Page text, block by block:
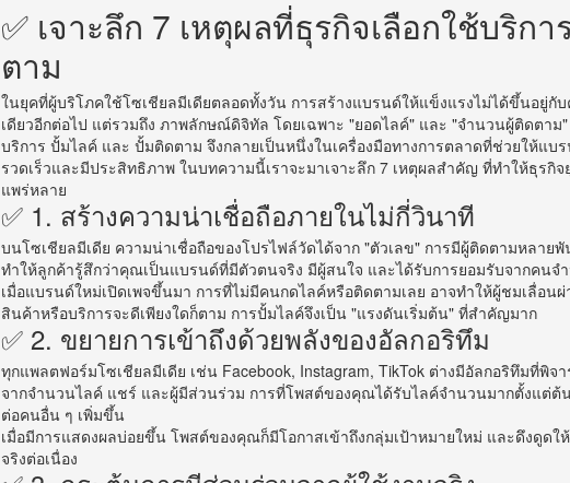
✅ เจาะลึก 7 เหตุผลที่ธุรกิจเลือกใช้บริก
ตาม
ในยุคที่ผู้บริโภคใช้โซเชียลมีเดียตลอดทั้งวัน การสร้างแบรนด์ให้แข็งแรงไม่ได้ขึ้นอยู่กั
เดียวอีกต่อไป แต่รวมถึง ภาพลักษณ์ดิจิทัล โดยเฉพาะ "ยอดไลค์" และ "จำนวนผู้ติดตาม
บริการ ปั้มไลค์ และ ปั้มติดตาม จึงกลายเป็นหนึ่งในเครื่องมือทางการตลาดที่ช่วยให้แบ
รวดเร็วและมีประสิทธิภาพ ในบทความนี้เราจะมาเจาะลึก 7 เหตุผลสำคัญ ที่ทำให้ธุรกิจ
แพร่หลาย
✅ 1. สร้างความน่าเชื่อถือภายในไม่กี่วินาที
บนโซเชียลมีเดีย ความน่าเชื่อถือของโปรไฟล์วัดได้จาก "ตัวเลข" การมีผู้ติดตามหลายพั
ทำให้ลูกค้ารู้สึกว่าคุณเป็นแบรนด์ที่มีตัวตนจริง มีผู้สนใจ และได้รับการยอมรับจากคนจ
เมื่อแบรนด์ใหม่เปิดเพจขึ้นมา การที่ไม่มีคนกดไลค์หรือติดตามเลย อาจทำให้ผู้ชมเลื่อน
สินค้าหรือบริการจะดีเพียงใดก็ตาม การปั้มไลค์จึงเป็น "แรงดันเริ่มต้น" ที่สำคัญมาก
✅ 2. ขยายการเข้าถึงด้วยพลังของอัลกอริทึม
ทุกแพลตฟอร์มโซเชียลมีเดีย เช่น Facebook, Instagram, TikTok ต่างมีอัลกอริทึมที่พิ
จากจำนวนไลค์ แชร์ และผู้มีส่วนร่วม การที่โพสต์ของคุณได้รับไลค์จำนวนมากตั้งแต่ต้
ต่อคนอื่น ๆ เพิ่มขึ้น
เมื่อมีการแสดงผลบ่อยขึ้น โพสต์ของคุณก็มีโอกาสเข้าถึงกลุ่มเป้าหมายใหม่ และดึงดูด
จริงต่อเนื่อง